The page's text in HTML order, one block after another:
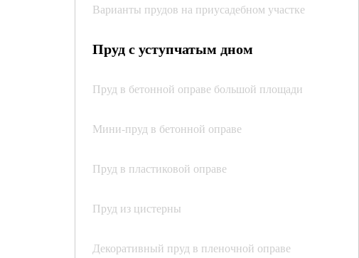
Варианты прудов на приусадебном участке
Пруд с уступчатым дном
Пруд в бетонной оправе большой площади
Мини-пруд в бетонной оправе
Пруд в пластиковой оправе
Пруд из цистерны
Декоративный пруд в пленочной оправе